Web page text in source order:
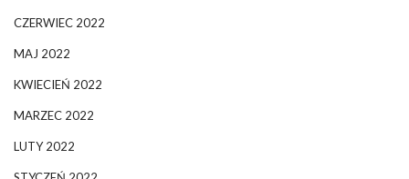
CZERWIEC 2022
MAJ 2022
KWIECIEŃ 2022
MARZEC 2022
LUTY 2022